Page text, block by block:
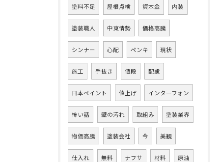
塗料不足 屋根点検 資本金 内装
塗装職人 中東情勢 価格高騰
シンナー 心配 ペンキ 現状
施工 手抜き 値段 配慮
日本ペイント 値上げ インターフォン
怖い話 壁の汚れ 取組み 塗装業界
物価高騰 塗装会社 今 美観
仕入れ 無料 ナフサ 材料 原油